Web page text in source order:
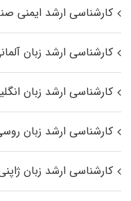
کارشناسی ارشد ایمنی
کارشناسی ارشد زبان
کارشناسی ارشد زبان
کارشناسی ارشد زبان
کارشناسی ارشد زبان